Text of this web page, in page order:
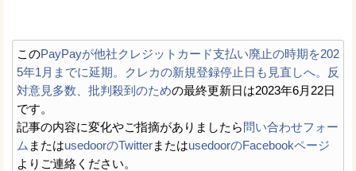
このPayPayが他社クレジットカード支払い廃止の時期を202
5年1月までに延期。クレカの新規登録停止日も見直しへ。反
対意見多数、批判殺到のための最終更新日は2023年6月22日
です。
記事の内容に変化やご指摘がありましたら問い合わせフォー
ム またはusedoorのTwitterまたはusedoorのFacebookページ
よりご連絡ください。